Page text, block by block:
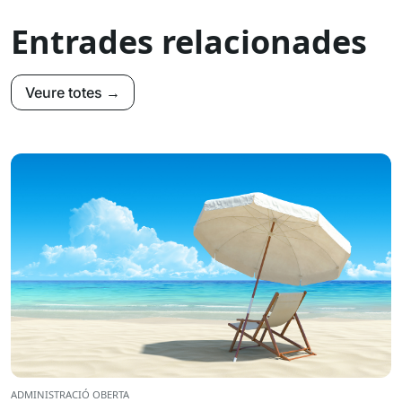
Entrades relacionades
Veure totes →
ADMINISTRACIÓ OBERTA